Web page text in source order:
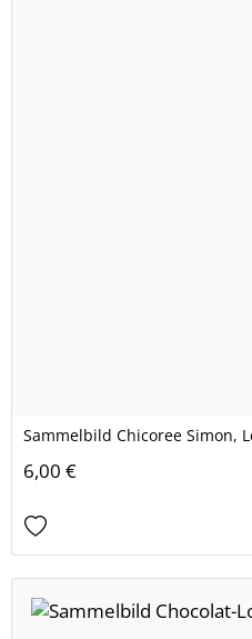
Sammelbild Chicoree Simon,
6,00 €